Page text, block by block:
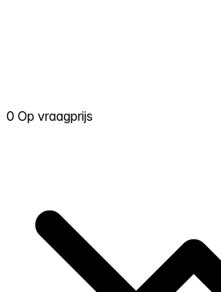
0 Op vraagprijs